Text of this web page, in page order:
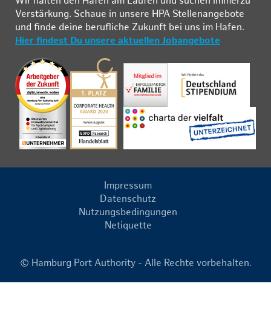
Ver­stär­kung. Schau­e in un­se­re HPA Stel­len­an­ge­bo­te
und fin­de deine be­ruf­li­che Zu­kunft bei uns im Ha­fen.
Hier findest Du unsere aktuellen Jobangebote
Impressum
Datenschutz
Nutzungsbedingungen
Netiquette
© Hamburg Port Authority - Alle Rechte vorbehalten.